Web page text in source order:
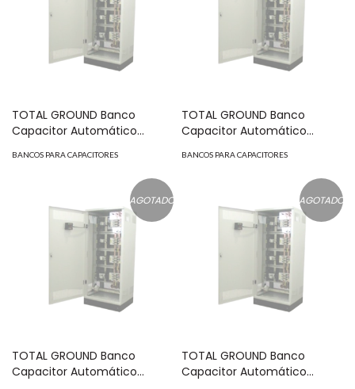
TOTAL GROUND Banco
Capacitor Automático
KVAR MOD: CAI-100-240
BANCOS PARA CAPACITORES
TOTAL GROUND Banco
Capacitor Automático
KVAR MOD: CAI-125-480
BANCOS PARA CAPACITORES
AGOTADO
TOTAL GROUND Banco
Capacitor Automático
AGOTADO
TOTAL GROUND Banco
Capacitor Automático